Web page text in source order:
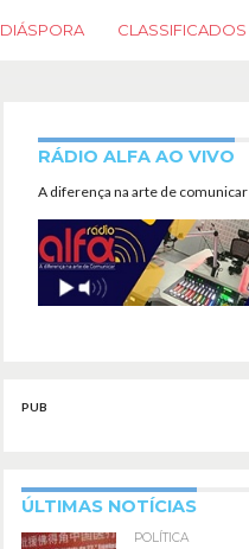
DIÁSPORA CLASSIFICADOS
RÁDIO ALFA AO VIVO
A diferença na arte de comunicar
PUB
ÚLTIMAS NOTÍCIAS
POLÍTICA